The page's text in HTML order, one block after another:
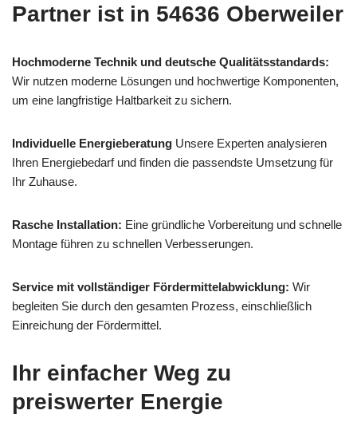
Partner ist in 54636 Oberweiler
Hochmoderne Technik und deutsche Qualitätsstandards:
Wir nutzen moderne Lösungen und hochwertige Komponenten,
um eine langfristige Haltbarkeit zu sichern.
Individuelle Energieberatung Unsere Experten analysieren
Ihren Energiebedarf und finden die passendste Umsetzung für
Ihr Zuhause.
Rasche Installation: Eine gründliche Vorbereitung und schnelle
Montage führen zu schnellen Verbesserungen.
Service mit vollständiger Fördermittelabwicklung: Wir
begleiten Sie durch den gesamten Prozess, einschließlich
Einreichung der Fördermittel.
Ihr einfacher Weg zu
preiswerter Energie